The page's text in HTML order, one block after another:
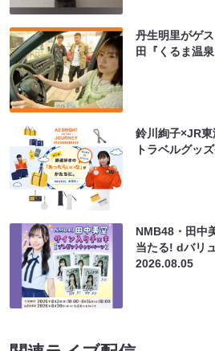
丹生明里がゲ
田『くるま温
鈴川絢子×JR
トラベルグッ
NMB48・田中
当たる! dバリ
2026.08.05